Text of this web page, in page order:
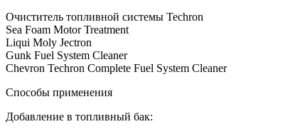
Очиститель топливной системы Techron
Sea Foam Motor Treatment
Liqui Moly Jectron
Gunk Fuel System Cleaner
Chevron Techron Complete Fuel System Cleaner
Способы применения
Добавление в топливный бак: